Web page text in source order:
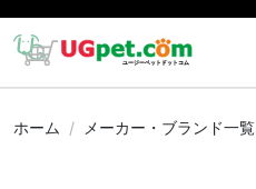
ホーム メーカー・ブランド一覧